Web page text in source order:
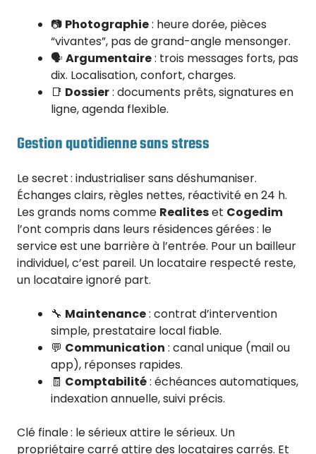
📷 Photographie: heure dorée, pièces
“vivantes”, pas de grand-angle mensonger.
🗣️Argumentaire: trois messages forts, pas
dix. Localisation, confort, charges.
📑 Dossier: documents prêts, signatures en
ligne, agenda flexible.
Gestion quotidienne sans stress
Le secret : industrialiser sans déshumaniser.
Échanges clairs, règles nettes, réactivité en 24 h.
Les grands noms comme Realiteset Cogedim
l’ont compris dans leurs résidences gérées : le
service est une barrière à l’entrée. Pour un bailleur
individuel, c’est pareil. Un locataire respecté reste,
un locataire ignoré part.
🔧 Maintenance: contrat d’intervention
simple, prestataire local fiable.
💬 Communication : canal unique (mail ou
app), réponses rapides.
🧾 Comptabilité: échéances automatiques,
indexation annuelle, suivi précis.
Clé finale : le sérieux attire le sérieux. Un
propriétaire carré attire des locataires carrés. Et